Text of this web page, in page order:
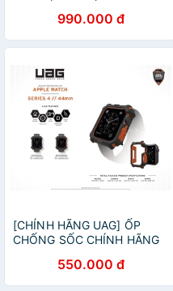
990.000 đ
[CHÍNH HÃNG UAG] ỐP
CHỐNG SỐC CHÍNH HÃNG
SIZE 44MM550.000 đ